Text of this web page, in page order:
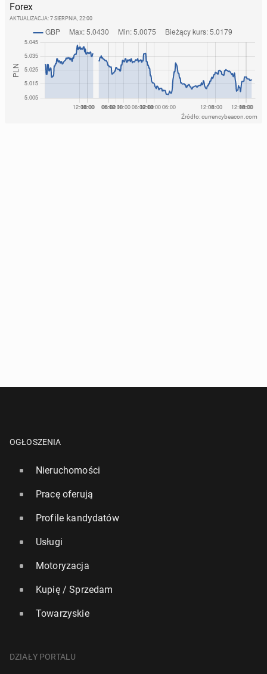
Forex
AKTUALIZACJA: 7 SIERPNIA, 22:00
Źródło: currencybeacon.com
OGŁOSZENIA
Nieruchomości
Pracę oferują
Profile kandydatów
Usługi
Motoryzacja
Kupię / Sprzedam
Towarzyskie
DZIAŁY PORTALU